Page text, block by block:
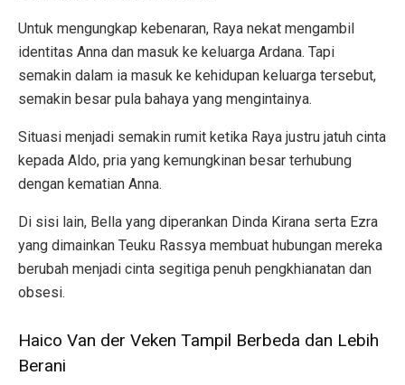
Untuk mengungkap kebenaran, Raya nekat mengambil
identitas Anna dan masuk ke keluarga Ardana. Tapi
semakin dalam ia masuk ke kehidupan keluarga tersebut,
semakin besar pula bahaya yang mengintainya.
Situasi menjadi semakin rumit ketika Raya justru jatuh cinta
kepada Aldo, pria yang kemungkinan besar terhubung
dengan kematian Anna.
Di sisi lain, Bella yang diperankan Dinda Kirana serta Ezra
yang dimainkan Teuku Rassya membuat hubungan mereka
berubah menjadi cinta segitiga penuh pengkhianatan dan
obsesi.
Haico Van der Veken Tampil Berbeda dan Lebih
Berani